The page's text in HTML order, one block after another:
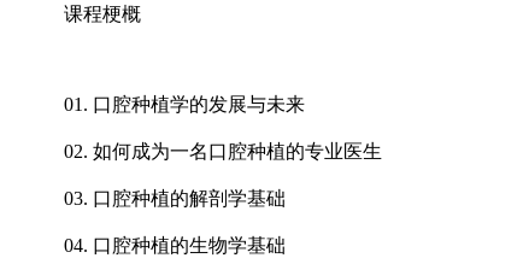
课程梗概
01. 口腔种植学的发展与未来
02. 如何成为一名口腔种植的专业医生
03. 口腔种植的解剖学基础
04. 口腔种植的生物学基础